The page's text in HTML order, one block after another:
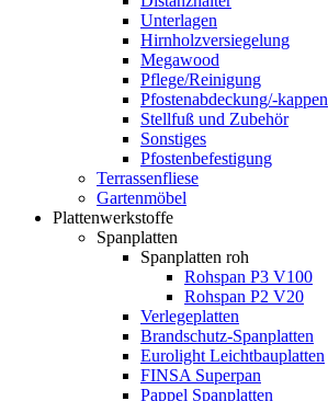
Unterlagen
Hirnholzversiegelung
Megawood
Pflege/Reinigung
Pfostenabdeckung/-kappen
Stellfuß und Zubehör
Sonstiges
Pfostenbefestigung
Terrassenfliese
Gartenmöbel
Plattenwerkstoffe
Spanplatten
Spanplatten roh
Rohspan P3 V100
Rohspan P2 V20
Verlegeplatten
Brandschutz-Spanplatten
Eurolight Leichtbauplatten
FINSA Superpan
Pappel Spanplatten